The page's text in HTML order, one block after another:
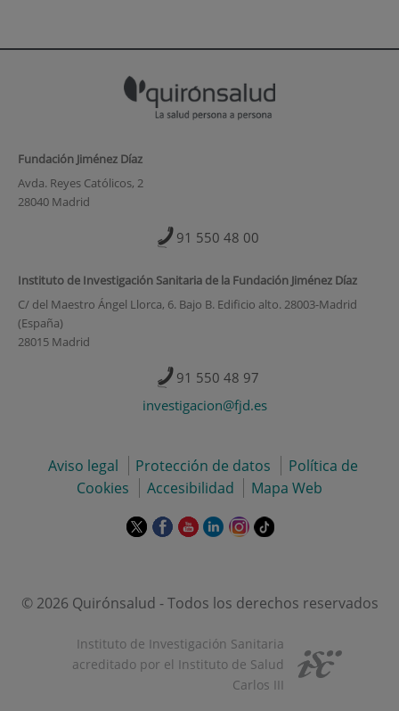
Fundación Jiménez Díaz
Avda. Reyes Católicos, 2
28040 Madrid
91 550 48 00
Instituto de Investigación Sanitaria de la Fundación Jiménez Díaz
C/ del Maestro Ángel Llorca, 6. Bajo B. Edificio alto. 28003-Madrid
(España)
28015 Madrid
91 550 48 97
investigacion@fjd.es
Aviso legal Protección de datos
Política de
Cookies
Accesibilidad Mapa Web
Este
en
ventana
nueva.
Este
en
ventana
nueva.
Este
en
ventana
Este
en
ventana
nueva.
Este
en
ventana
nueva.
Enlace
externa.
© 2026 Quirónsalud - Todos los derechos reservados
Instituto de Investigación Sanitaria
acreditado por el Instituto de Salud
Carlos III